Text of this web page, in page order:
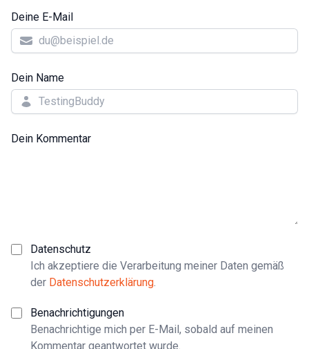
Deine E-Mail
Dein Name
Dein Kommentar
Datenschutz
Ich akzeptiere die Verarbeitung meiner Daten gemäß
der Datenschutzerklärung
Benachrichtigungen
Benachrichtige mich per E-Mail, sobald auf meinen
Kommentar geantwortet wurde.